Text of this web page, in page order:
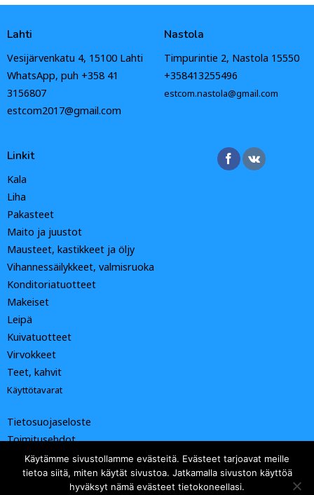
Lahti
Vesijärvenkatu 4, 15100 Lahti
WhatsApp, puh +358 41
3156807
estcom2017@gmail.com
Nastola
Timpurintie 2, Nastola 15550
+358413255496
estcom.nastola@gmail.com
Linkit
Kala
Liha
Pakasteet
Maito ja juustot
Mausteet, kastikkeet ja öljy
Vihannessäilykkeet, valmisruoka
Konditoriatuotteet
Makeiset
Leipä
Kuivatuotteet
Virvokkeet
Teet, kahvit
Käyttötavarat
Tietosuojaseloste
Toimitusehdot
Käytämme sivustollamme evästeitä. Evästeet tarjoavat meille
tietoa siitä, miten käytät sivustoa. Jatkamalla sivuston käyttöä
hyväksyt nämä evästeet tietokoneellasi.